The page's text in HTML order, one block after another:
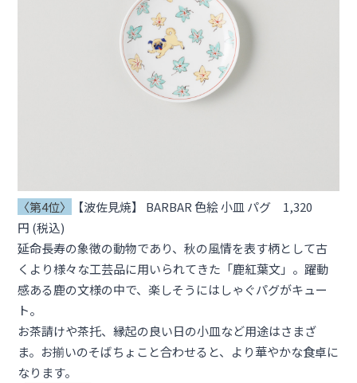
〈第4位〉
【波佐見焼】 BARBAR 色絵 小皿 パグ 1,320
円 (税込)
延命長寿の象徴の動物であり、秋の風情を表す柄として古
くより様々な工芸品に用いられてきた「鹿紅葉文」。躍動
感ある鹿の文様の中で、楽しそうにはしゃぐパグがキュー
ト。
お茶請けや茶托、縁起の良い日の小皿など用途はさまざ
ま。お揃いのそばちょこと合わせると、より華やかな食卓に
なります。